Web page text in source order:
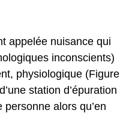
appelée nuisance qui
inconscients)
physiologique (Figure
station d’épuration
alors qu’en